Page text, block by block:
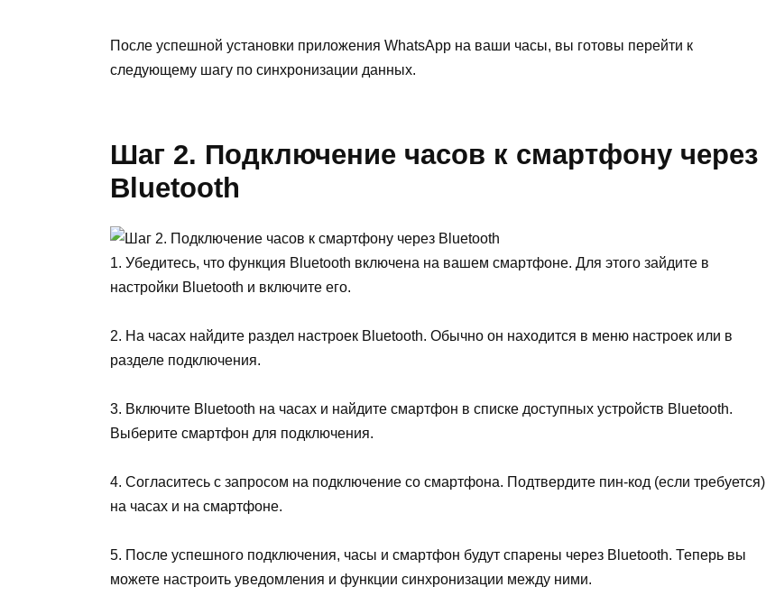
После успешной установки приложения WhatsApp на ваши часы, вы готовы перейти к
следующему шагу по синхронизации данных.
Шаг 2. Подключение часов к смартфону через
Bluetooth
1. Убедитесь, что функция Bluetooth включена на вашем смартфоне. Для этого зайдите в
настройки Bluetooth и включите его.
2. На часах найдите раздел настроек Bluetooth. Обычно он находится в меню настроек или в
разделе подключения.
3. Включите Bluetooth на часах и найдите смартфон в списке доступных устройств Bluetooth.
Выберите смартфон для подключения.
4. Согласитесь с запросом на подключение со смартфона. Подтвердите пин-код (если требуется)
на часах и на смартфоне.
5. После успешного подключения, часы и смартфон будут спарены через Bluetooth. Теперь вы
можете настроить уведомления и функции синхронизации между ними.